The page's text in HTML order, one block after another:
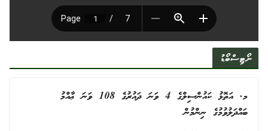
ނޯޓިސްބޯޑު
މ. އަތޮޅު ކައުންސިލްގެ 4 ވަނަ ދައުރުގެ 108 ވަނަ ޢާއްމު
ބައްދަލުވުމުގެ ނިންމުން